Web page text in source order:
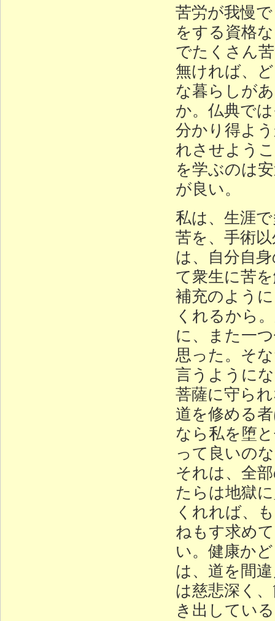
苦労が我慢
をする資格
でたくさん
無ければ、
な暮らしが
か。仏典で
分かり得よ
れさせよう
を学ぶのは
が良い。
私は、生涯
苦を、手術
は、自分自
て衆生に苦
補充のよう
くれるから
に、また一
思った。そ
言うように
菩薩に守ら
道を修める
なら私を堕
って良いの
それは、全
たらは地獄
くれれば、
ねもす求め
い。健康か
は、道を間
は慈悲深く
き出してい